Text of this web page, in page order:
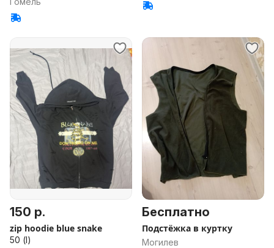
68, 70, 72, 74, 76, 78, 80,
82, >82, универсальный
150 р.
zip hoodie blue snake
50 (l)
Бесплатно
Подстёжка в куртку
Могилев